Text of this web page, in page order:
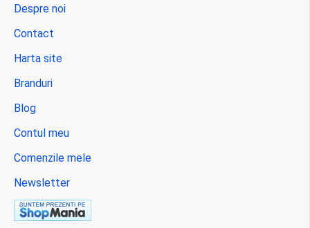
Despre noi
Contact
Harta site
Branduri
Blog
Contul meu
Comenzile mele
Newsletter